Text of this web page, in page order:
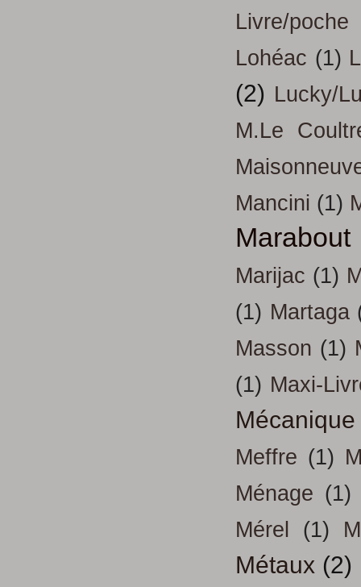
Livre/poche
Lohéac (1)
(2) Lucky/
M.Le
Mancini (1)
Marabout
Marijac (1)
(1) Martaga
Masson (1)
(1) Maxi-
Mécanique
Meffre (1)
Ménage (1)
Mérel
(1)
Métaux (2)